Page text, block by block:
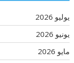
يوليو 2026
يونيو 2026
مايو 2026